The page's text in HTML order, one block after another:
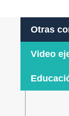
Otras
Video